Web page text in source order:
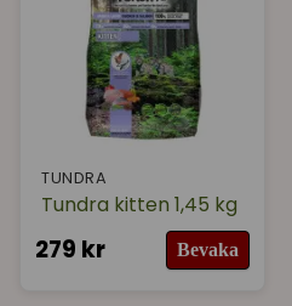
TUNDRA
Tundra kitten 1,45 kg
279 kr Bevaka